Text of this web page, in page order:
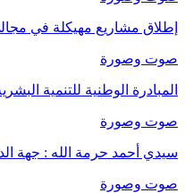
إطلاق مشاريع مهيكلة في مجالي
صوت وصورة
المبادرة الوطنية للتنمية
صوت وصورة
سيدي أحمد حرمة الله : جهة
صوت وصورة